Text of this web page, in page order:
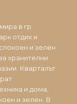
в гр.
отдих и
и зелен.
хранителни
Кварталът
и дома,
и зелен. В